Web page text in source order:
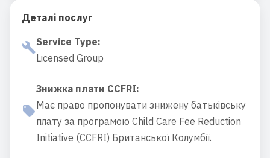
Деталі послуг
Service Type:
Licensed Group
Знижка плати CCFRI:
Має право пропонувати знижену батьківську
плату за програмою Child Care Fee Reduction
Initiative (CCFRI) Британської Колумбії.